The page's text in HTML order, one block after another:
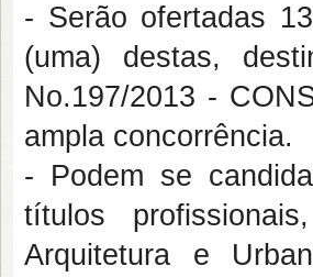
- Serão ofertadas
(uma) destas,
No.197/2013 -
ampla concorrência.
- Podem se
títulos
Arquitetura e